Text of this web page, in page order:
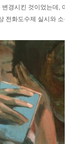
경시킨 것이었는데, 이로
전화도수제 실시와 소문